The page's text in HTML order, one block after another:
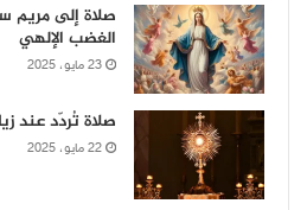
صلاة إلى مريم
الغضب الإلهي
23 مايو، 2025
صلاة تُردّد عند
22 مايو، 2025